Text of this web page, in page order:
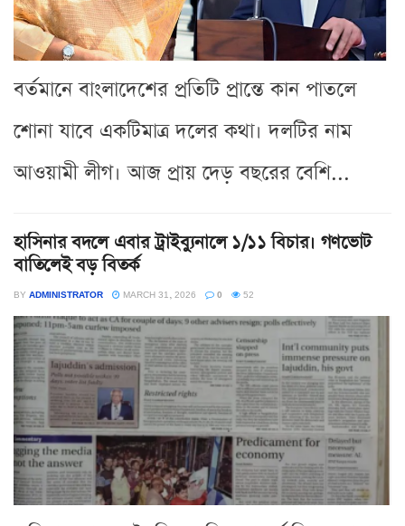
বর্তমানে বাংলাদেশের প্রতিটি প্রান্তে কান পাতলে
শোনা যাবে একটিমাত্র দলের কথা। দলটির নাম
আওয়ামী লীগ। আজ প্রায় দেড় বছরের বেশি...
হাসিনার বদলে এবার ট্রাইব্যুনালে ১/১১ বিচার। গণভোট
বাতিলেই বড় বিতর্ক
BY ADMINISTRATOR MARCH 31, 2026 0 52